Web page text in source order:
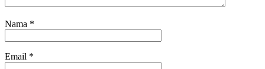
Nama *
Email *